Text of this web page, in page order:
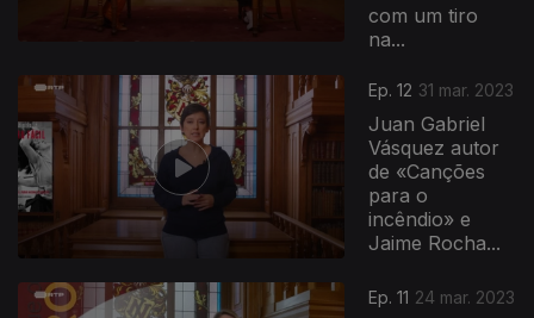
com um tiro
na...
Ep. 12 31 mar. 2023
Juan Gabriel
Vásquez autor
de «Canções
para o
incêndio» e
Jaime Rocha...
Ep. 11 24 mar. 2023